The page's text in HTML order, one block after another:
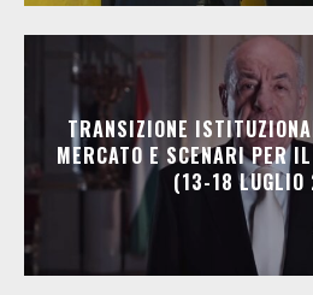
TRANSIZIONE
MERCATO E SCENARI PER
(13-18